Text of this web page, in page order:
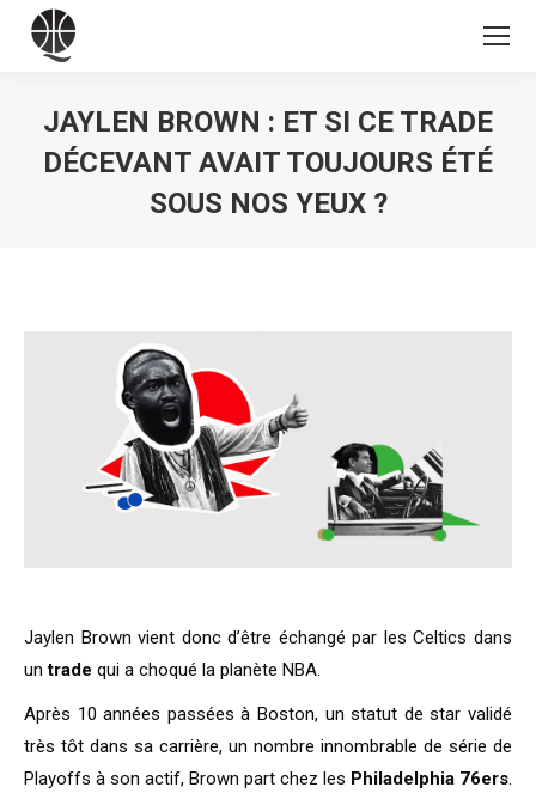
JAYLEN BROWN : ET SI CE TRADE
DÉCEVANT AVAIT TOUJOURS ÉTÉ
SOUS NOS YEUX ?
Jaylen Brown vient donc d’être échangé par les Celtics dans
untrade qui a choqué la planète NBA.
Après 10 années passées à Boston, un statut de star validé
très tôt dans sa carrière, un nombre innombrable de série de
Playoffs à son actif, Brown part chez les Philadelphia 76ers.